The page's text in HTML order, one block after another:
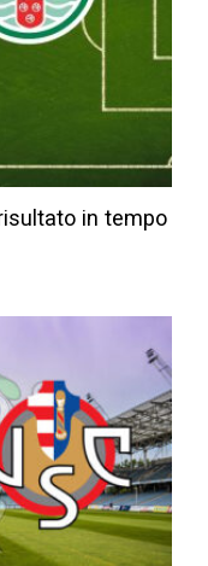
in tempo